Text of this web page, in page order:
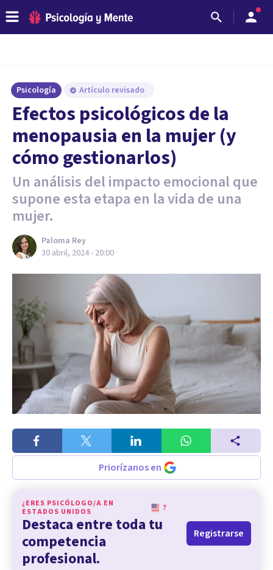
Psicología Artículo revisado
Efectos psicológicos de la
menopausia en la mujer (y
cómo gestionarlos)
Un análisis del impacto emocional que
supone esta etapa en la vida de una
mujer.
Paloma Rey
30 abril, 2024 - 20:00
Priorízanos en
¿ERES PSICÓLOGO/A EN
ESTADOS UNIDOS
?
Destaca entre toda tu
competencia
profesional.
Registrarse